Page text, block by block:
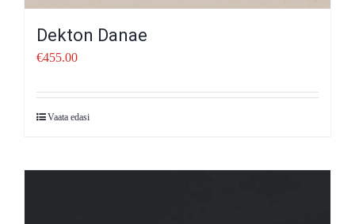
Dekton Danae
€455.00
Vaata edasi